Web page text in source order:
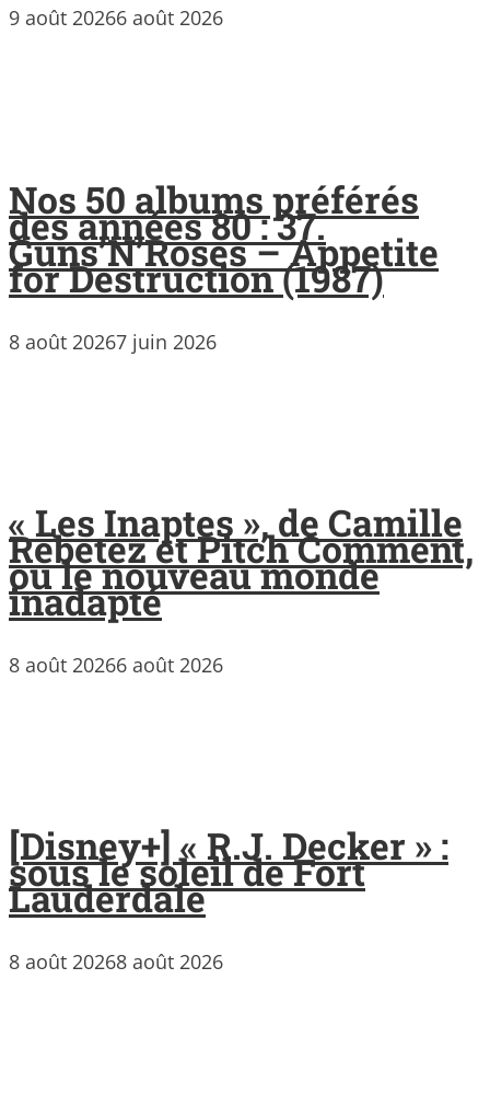
9 août 20266 août 2026
Nos 50 albums préférés
des années 80 : 37.
Guns’N’Roses – Appetite
for Destruction (1987)
8 août 20267 juin 2026
« Les Inaptes », de Camille
Rebetez et Pitch Comment,
ou le nouveau monde
inadapté
8 août 20266 août 2026
[Disney+] « R.J. Decker » :
sous le soleil de Fort
Lauderdale
8 août 20268 août 2026